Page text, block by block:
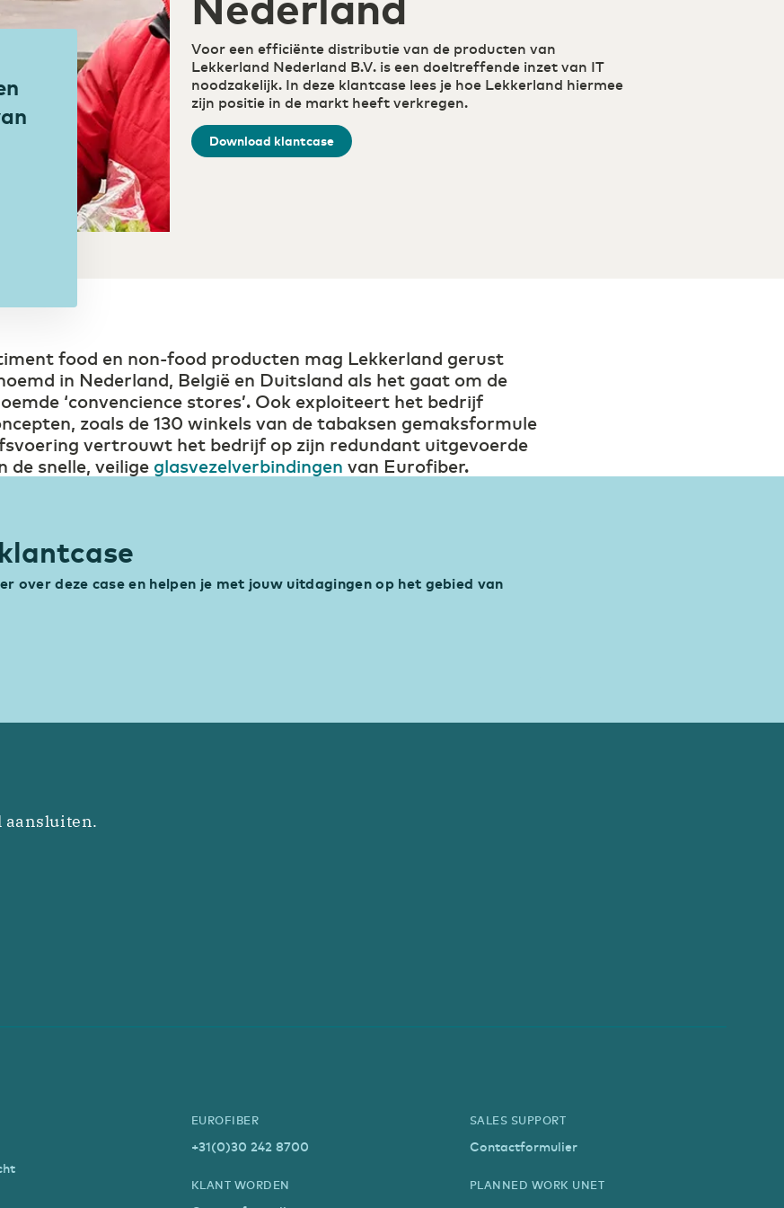
Public Cloud
Waar connectiviteit en cloud
samenkomen
Transport & Logistiek
Sneller schakelen door
digitalisering
Voor een efficiënte distributie van de producten van
Lekkerland Nederland B.V. is een doeltreffende inzet van IT
noodzakelijk. In deze klantcase lees je hoe Lekkerland hiermee
zijn positie in de markt heeft verkregen.
Download klantcase
food en non-food producten mag Lekkerland gerust
in Nederland, België en Duitsland als het gaat om de
‘convencience stores’. Ook exploiteert het bedrijf
zoals de 130 winkels van de tabaksen gemaksformule
vertrouwt het bedrijf op zijn redundant uitgevoerde
de snelle, veilige glasvezelverbindingen van Eurofiber.
over deze case en helpen je met jouw uitdagingen op het gebied van
aansluiten.
EUROFIBER
+31(0)30 242 8700
KLANT WORDEN
SALES SUPPORT
Contactformulier
PLANNED WORK UNET